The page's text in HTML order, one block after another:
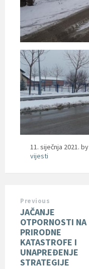
11. siječnja 2021. by
vijesti
Previous
JAČANJE
OTPORNOSTI NA
PRIRODNE
KATASTROFE I
UNAPREĐENJE
STRATEGIJE